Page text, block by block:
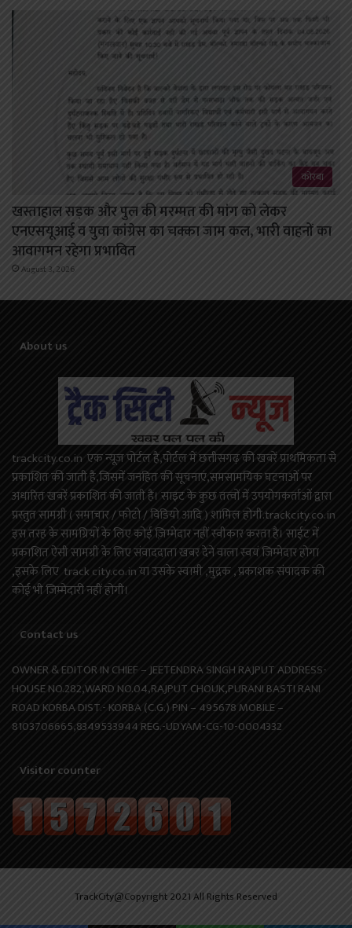
कोरबा
खस्ताहाल सड़क और पुल की मरम्मत की मांग को लेकर
एनएसयूआई व युवा कांग्रेस का चक्का जाम कल, भारी वाहनों का
आवागमन रहेगा प्रभावित
August 3, 2026
About us
trackcity.co.in एक न्यूज़ पोर्टल है,पोर्टल में छत्तीसगढ़ की खबरें प्राथमिकता से
प्रकाशित की जाती है,जिसमें जनहित की सूचनाएं,समसामयिक घटनाओं पर
अधारित खबरें प्रकाशित की जाती है। साइट के कुछ तत्वों में उपयोगकर्ताओं द्वारा
प्रस्तुत सामग्री ( समाचार / फोटो / विडियो आदि ) शामिल होगी.trackcity.co.in
इस तरह के सामग्रियों के लिए कोई ज़िम्मेदार नहीं स्वीकार करता है। साईट में
प्रकाशित ऐसी सामग्री के लिए संवाददाता खबर देने वाला स्वयं जिम्मेदार होगा
,इसके लिए track city.co.in या उसके स्वामी ,मुद्रक , प्रकाशक संपादक की
कोई भी जिम्मेदारी नहीं होगी।
Contact us
OWNER & EDITOR IN CHIEF – JEETENDRA SINGH RAJPUT ADDRESS-
HOUSE NO.282,WARD NO.04,RAJPUT CHOUK,PURANI BASTI RANI
ROAD KORBA DIST.- KORBA (C.G.) PIN – 495678 MOBILE –
8103706665,8349533944 REG.-UDYAM-CG-10-0004332
Visitor counter
TrackCity@Copyright 2021 All Rights Reserved